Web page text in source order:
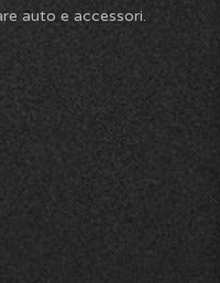
auto e accessori.